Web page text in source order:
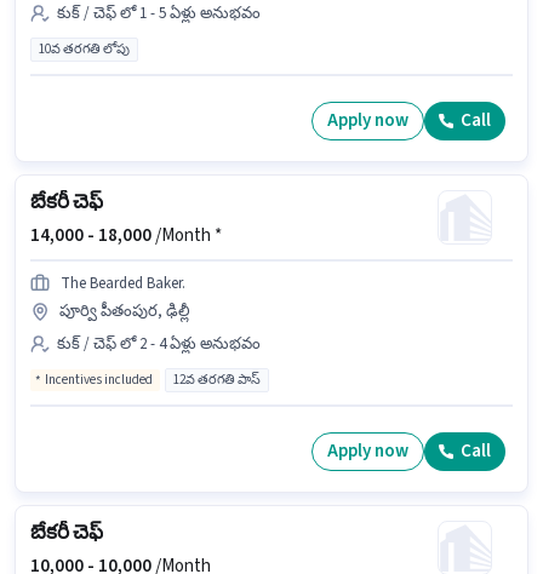
కుక్ / చెఫ్ లో 1 - 5 ఏళ్లు అనుభవం
10వ తరగతి లోపు
Apply now Call
బేకరీ చెఫ్
14,000 - 18,000/Month *
The Bearded Baker.
పూర్వి పీతంపుర, ఢిల్లీ
కుక్ / చెఫ్ లో 2 - 4 ఏళ్లు అనుభవం
Incentives included 12వ తరగతి పాస్
Apply now Call
బేకరీ చెఫ్
10,000 - 10,000/Month